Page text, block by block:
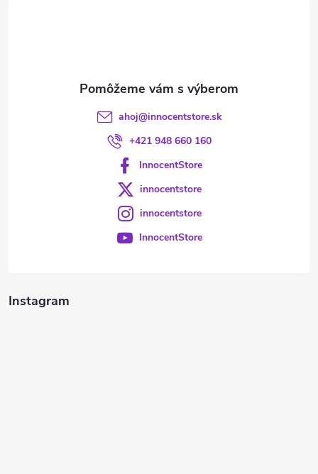
Instagram
ahoj@innocentstore.sk
+421 948 660 160
InnocentStore
innocentstore
innocentstore
InnocentStore